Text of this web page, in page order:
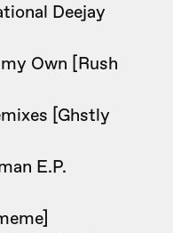
Deejay
Own [Rush
[Ghstly
E.P.